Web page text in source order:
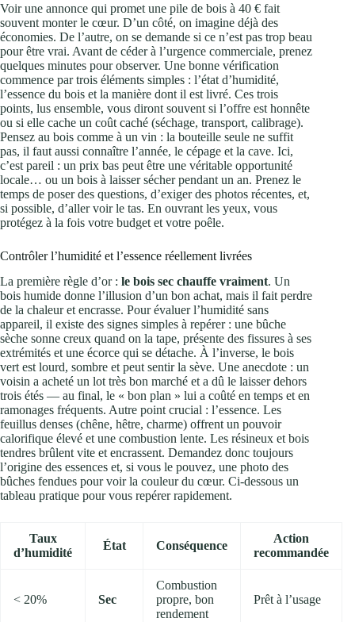
Voir une annonce qui promet une pile de bois à 40 € fait
souvent monter le cœur. D’un côté, on imagine déjà des
économies. De l’autre, on se demande si ce n’est pas trop beau
pour être vrai. Avant de céder à l’urgence commerciale, prenez
quelques minutes pour observer. Une bonne vérification
commence par trois éléments simples : l’état d’humidité,
l’essence du bois et la manière dont il est livré. Ces trois
points, lus ensemble, vous diront souvent si l’offre est honnête
ou si elle cache un coût caché (séchage, transport, calibrage).
Pensez au bois comme à un vin : la bouteille seule ne suffit
pas, il faut aussi connaître l’année, le cépage et la cave. Ici,
c’est pareil : un prix bas peut être une véritable opportunité
locale… ou un bois à laisser sécher pendant un an. Prenez le
temps de poser des questions, d’exiger des photos récentes, et,
si possible, d’aller voir le tas. En ouvrant les yeux, vous
protégez à la fois votre budget et votre poêle.
Contrôler l’humidité et l’essence réellement livrées
La première règle d’or : le bois sec chauffe vraiment. Un
bois humide donne l’illusion d’un bon achat, mais il fait perdre
de la chaleur et encrasse. Pour évaluer l’humidité sans
appareil, il existe des signes simples à repérer : une bûche
sèche sonne creux quand on la tape, présente des fissures à ses
extrémités et une écorce qui se détache. À l’inverse, le bois
vert est lourd, sombre et peut sentir la sève. Une anecdote : un
voisin a acheté un lot très bon marché et a dû le laisser dehors
trois étés — au final, le « bon plan » lui a coûté en temps et en
ramonages fréquents. Autre point crucial : l’essence. Les
feuillus denses (chêne, hêtre, charme) offrent un pouvoir
calorifique élevé et une combustion lente. Les résineux et bois
tendres brûlent vite et encrassent. Demandez donc toujours
l’origine des essences et, si vous le pouvez, une photo des
bûches fendues pour voir la couleur du cœur. Ci-dessous un
tableau pratique pour vous repérer rapidement.
Taux
d’humidité
État Conséquence
Action
recommandée
< 20% Sec
Combustion
propre, bon
rendement
Prêt à l’usage